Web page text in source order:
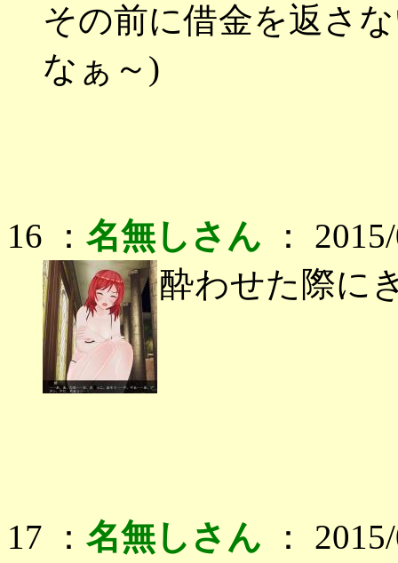
その前に借金を返さ
なぁ～)
16 ： 名無しさん ：
酔わせた際に
17 ： 名無しさん ：